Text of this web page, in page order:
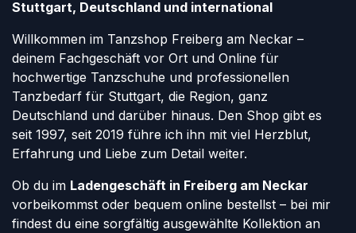
Stuttgart, Deutschland und international
Willkommen im Tanzshop Freiberg am Neckar –
deinem Fachgeschäft vor Ort und Online für
hochwertige Tanzschuhe und professionellen
Tanzbedarf für Stuttgart, die Region, ganz
Deutschland und darüber hinaus. Den Shop gibt es
seit 1997, seit 2019 führe ich ihn mit viel Herzblut,
Erfahrung und Liebe zum Detail weiter.
Ob du im Ladengeschäft in Freiberg am Neckar
vorbeikommst oder bequem online bestellst – bei mir
findest du eine sorgfältig ausgewählte Kollektion an